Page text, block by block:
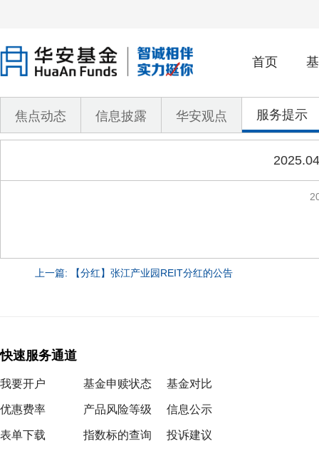
首页
焦点动态 信息披露 华安观点 服务提示
上一篇: 【分红】张江产业园REIT分红的公告
快速服务通道
我要开户
优惠费率
表单下载
基金申赎状态
产品风险等级
指数标的查询
基金对比
信息公示
投诉建议